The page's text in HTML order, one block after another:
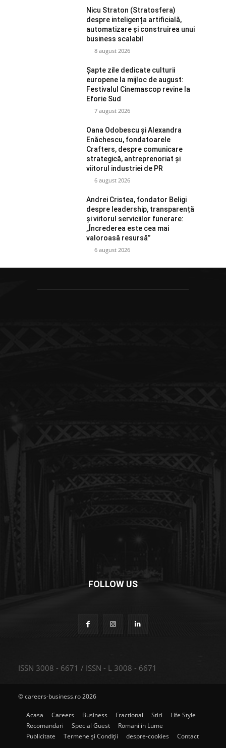
Nicu Straton (Stratosfera)
despre inteligența artificială,
automatizare și construirea unui
business scalabil
8 august 2026
Șapte zile dedicate culturii
europene la mijloc de august:
Festivalul Cinemascop revine la
Eforie Sud
7 august 2026
Oana Odobescu și Alexandra
Enăchescu, fondatoarele
Crafters, despre comunicare
strategică, antreprenoriat și
viitorul industriei de PR
6 august 2026
Andrei Cristea, fondator Beligi
despre leadership, transparență
și viitorul serviciilor funerare:
„Încrederea este cea mai
valoroasă resursă”
6 august 2026
FOLLOW US
ISSN 3008 - 6671 / ISSN - L 3008 - 6671
© careers-business.ro 2026
Acasa Careers Business Fractional Stiri
Life Style
Recomandari
Special Guest
Romani in Lume
Publicitate
Termene și Condiții despre-cookies Contact